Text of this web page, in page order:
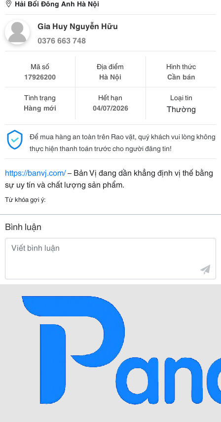
Hải Bối Đông Anh Hà Nội
Gia Huy Nguyễn Hữu
0376 663 748
Mã số
17926200
Địa điểm
Hà Nội
Hình thức
Cần bán
Tình trạng
Hàng mới
Hết hạn
04/07/2026
Loại tin
Thường
Để mua hàng an toàn trên Rao vặt, quý khách vui lòng không
thực hiện thanh toán trước cho người đăng tin!
https://banvj.com/– Bản Vị đang dần khẳng định vị thế bằng
sự uy tín và chất lượng sản phẩm.
Từ khóa gợi ý:
Bình luận